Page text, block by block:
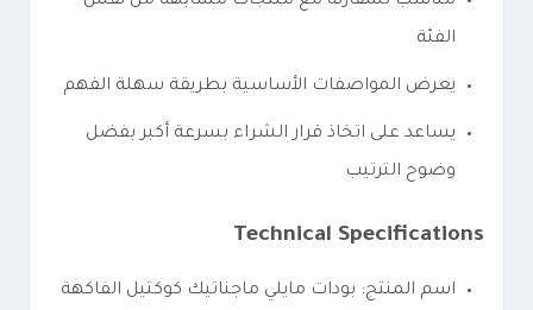
الفئة
يعرض المواصفات الأساسية بطريقة سهلة الفهم
يساعد على اتخاذ قرار الشراء بسرعة أكبر بفضل
وضوح الترتيب
Technical Specifications
اسم المنتج: بودات مايلي ماجناتيك كوكتيل الفاكهة